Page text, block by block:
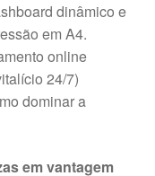
dinâmico e
em A4.
online
24/7)
dominar a
em vantagem